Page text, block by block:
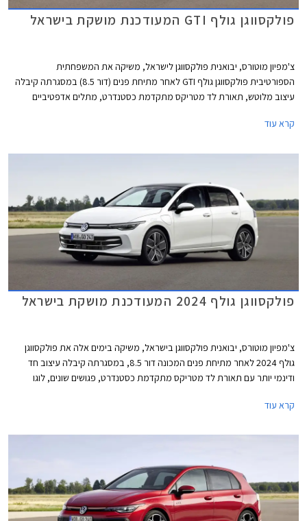
פולקסווגן גולף GTI המעודכנת מושקת בישראל
צ'מפיון מוטורס, יבואנית פולקסווגן לישראל, משיקה את המשפחתית
הספורטיבית פולקסווגן גולף GTI לאחר מתיחת פנים (דור 8.5) במסגרתה קיבלה
עיצוב מלוטש, תאורת לד מטריקס מתקדמת כסטנדרט, מתלים אדפטיביים
45,000 ₪ ביחס לדגם היוצא ועומד כעת על 299,900 ₪.
קרא עוד
פולקסווגן גולף 2024 המעודכנת מושקת בישראל
צ'מפיון מוטורס, יבואנית פולקסווגן בישראל, משיקה בימים אלה את פולקסווגן
גולף 2024 לאחר מתיחת פנים המכונה דור 8.5, במסגרתה קיבלה עיצוב חד
ודינמי יותר עם תאורת לד מטריקס מתקדמת כסטנדרט, פגושים שונים, לוגו
אינץ' עם ממשק נוח יותר לתפעול ואפשרויות התאמה אישית. בנוסף עודכן היצע
משמעותית ביחס לדגם הקודם ועומד על החל מ- 169,900 ₪.
קרא עוד